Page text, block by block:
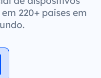
220+ países em